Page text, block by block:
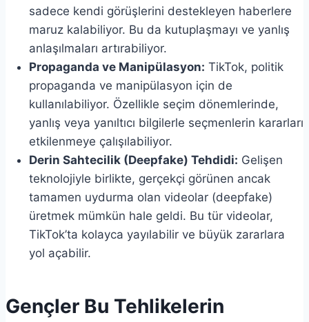
sadece kendi görüşlerini destekleyen haberlere
maruz kalabiliyor. Bu da kutuplaşmayı ve yanlış
anlaşılmaları artırabiliyor.
Propaganda ve Manipülasyon: TikTok, politik
propaganda ve manipülasyon için de
kullanılabiliyor. Özellikle seçim dönemlerinde,
yanlış veya yanıltıcı bilgilerle seçmenlerin kararları
etkilenmeye çalışılabiliyor.
Derin Sahtecilik (Deepfake) Tehdidi: Gelişen
teknolojiyle birlikte, gerçekçi görünen ancak
tamamen uydurma olan videolar (deepfake)
üretmek mümkün hale geldi. Bu tür videolar,
TikTok’ta kolayca yayılabilir ve büyük zararlara
yol açabilir.
Gençler Bu Tehlikelerin